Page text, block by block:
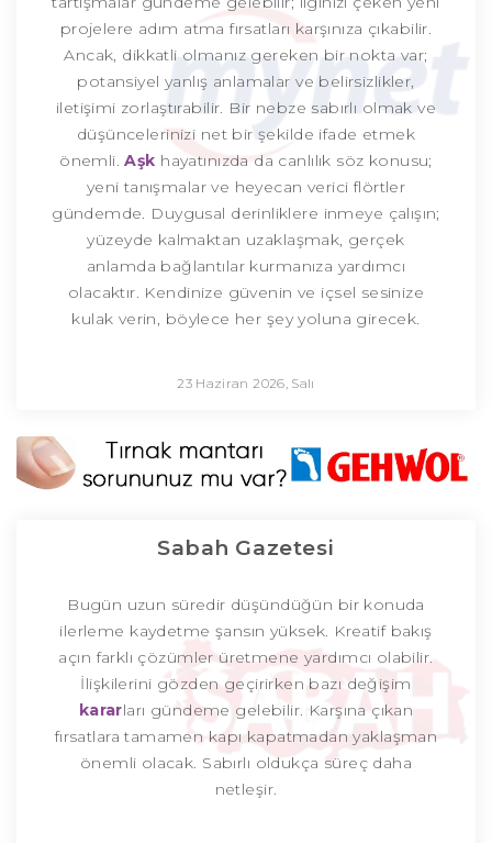
projelere adım atma fırsatları karşınıza çıkabilir.
Ancak, dikkatli olmanız gereken bir nokta var;
potansiyel yanlış anlamalar ve belirsizlikler,
iletişimi zorlaştırabilir. Bir nebze sabırlı olmak ve
düşüncelerinizi net bir şekilde ifade etmek
önemli.Aşk hayatınızda da canlılık söz konusu;
yeni tanışmalar ve heyecan verici flörtler
gündemde. Duygusal derinliklere inmeye çalışın;
yüzeyde kalmaktan uzaklaşmak, gerçek
anlamda bağlantılar kurmanıza yardımcı
olacaktır. Kendinize güvenin ve içsel sesinize
kulak verin, böylece her şey yoluna girecek.
23 Haziran 2026, Salı
Sabah Gazetesi
Bugün uzun süredir düşündüğün bir konuda
ilerleme kaydetme şansın yüksek. Kreatif bakış
açın farklı çözümler üretmene yardımcı olabilir.
İlişkilerini gözden geçirirken bazı değişim
kararları gündeme gelebilir. Karşına çıkan
fırsatlara tamamen kapı kapatmadan yaklaşman
önemli olacak. Sabırlı oldukça süreç daha
netleşir.